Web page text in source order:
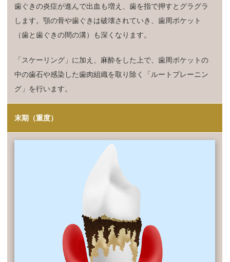
歯ぐきの炎症が進んで出血も増え、歯を指で押すとグラグラ
します。顎の骨や歯ぐきは破壊されていき、歯周ポケット
（歯と歯ぐきの間の溝）も深くなります。
「スケーリング」に加え、麻酔をした上で、歯周ポケットの
中の歯石や感染した歯肉組織を取り除く「ルートプレーニン
グ」を行います。
末期（重度）